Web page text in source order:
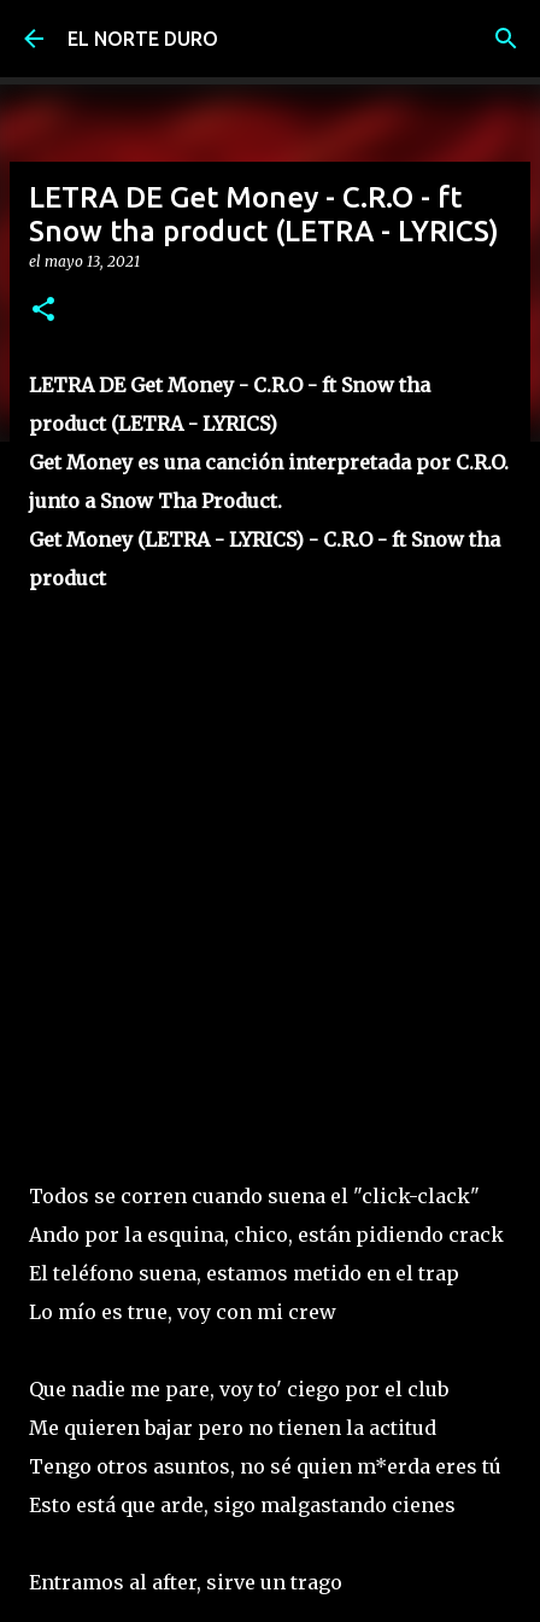
Ir al contenido principal
EL NORTE DURO
LETRA DE Get Money - C.R.O - ft
Snow tha product (LETRA - LYRICS)
el mayo 13, 2021
LETRA DE Get Money - C.R.O - ft Snow tha
product (LETRA - LYRICS)
Get Money es una canción interpretada por C.R.O.
junto a Snow Tha Product.
Get Money (LETRA - LYRICS) - C.R.O - ft Snow tha
product
Todos se corren cuando suena el "click-clack"
Ando por la esquina, chico, están pidiendo crack
El teléfono suena, estamos metido en el trap
Lo mío es true, voy con mi crew
Que nadie me pare, voy to' ciego por el club
Me quieren bajar pero no tienen la actitud
Tengo otros asuntos, no sé quien m*erda eres tú
Esto está que arde, sigo malgastando cienes
Entramos al after, sirve un trago